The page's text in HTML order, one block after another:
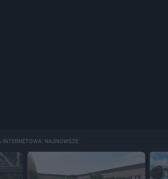
INTERNETOWA: NAJNOWSZE